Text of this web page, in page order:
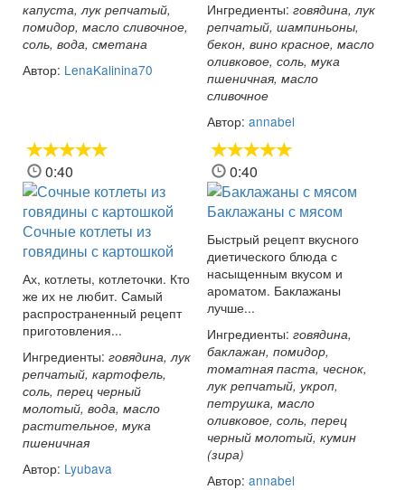
капуста, лук репчатый,
помидор, масло сливочное,
соль, вода, сметана
Автор: LenaKalinina70
Ингредиенты: говядина, лук
репчатый, шампиньоны,
бекон, вино красное, масло
оливковое, соль, мука
пшеничная, масло
сливочное
Автор: annabel
0:40
Сочные котлеты из
говядины с картошкой
Ах, котлеты, котлеточки. Кто
же их не любит. Самый
распространенный рецепт
приготовления...
Ингредиенты: говядина, лук
репчатый, картофель,
соль, перец черный
молотый, вода, масло
растительное, мука
пшеничная
Автор: Lyubava
0:40
Баклажаны с мясом
Быстрый рецепт вкусного
диетического блюда с
насыщенным вкусом и
ароматом. Баклажаны
лучше...
Ингредиенты: говядина,
баклажан, помидор,
томатная паста, чеснок,
лук репчатый, укроп,
петрушка, масло
оливковое, соль, перец
черный молотый, кумин
(зира)
Автор: annabel